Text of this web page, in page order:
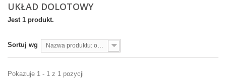
UKŁAD DOLOTOWY
Jest 1 produkt.
Sortuj wg Nazwa produktu: od A do Z
Pokazuje 1 - 1 z 1 pozycji